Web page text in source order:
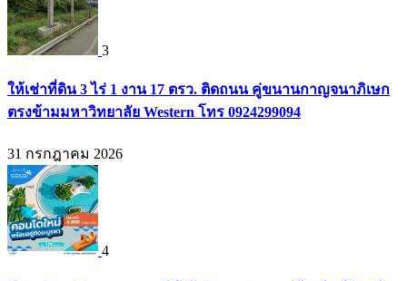
3
ให้เช่าที่ดิน 3 ไร่ 1 งาน 17 ตรว. ติดถนน คู่ขนานกาญจนาภิเษก
ตรงข้ามมหาวิทยาลัย Western โทร 0924299094
31 กรกฎาคม 2026
4